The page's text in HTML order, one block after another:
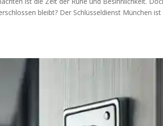
bleibt? Der Schlüsseldienst München ist